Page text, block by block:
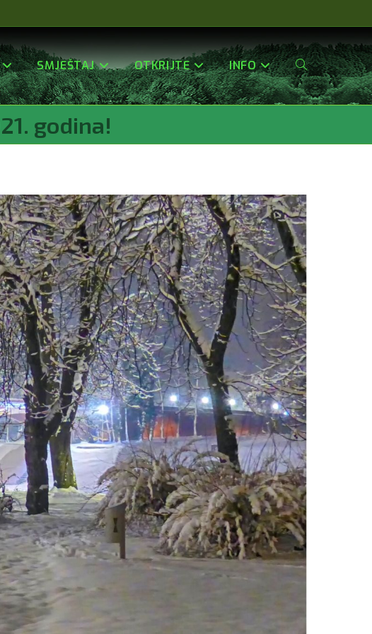
SMJEŠTAJ OTKRIJTE INFO Uključi/isključi
Web-
Stranice
godina!